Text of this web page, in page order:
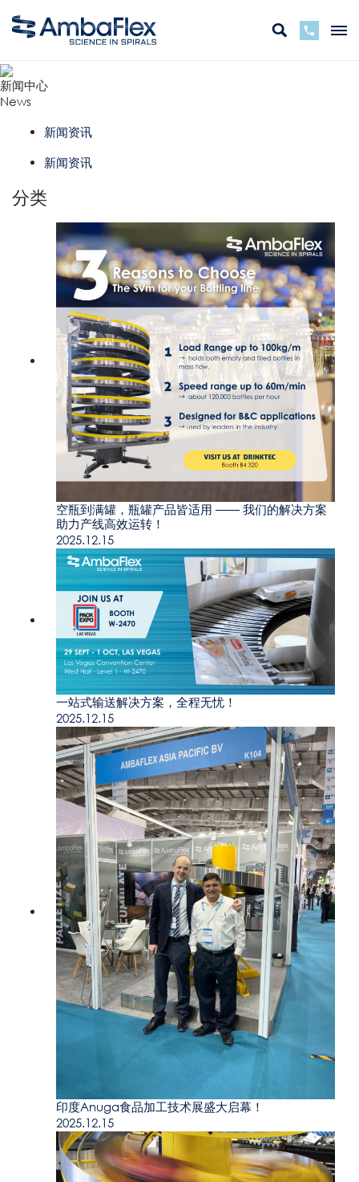
新闻中心
News
新闻资讯
新闻资讯
分类
空瓶到满罐，瓶罐产品皆适用 —— 我们的解决方案
助力产线高效运转！
2025.12.15
一站式输送解决方案，全程无忧！
2025.12.15
印度Anuga食品加工技术展盛大启幕！
2025.12.15